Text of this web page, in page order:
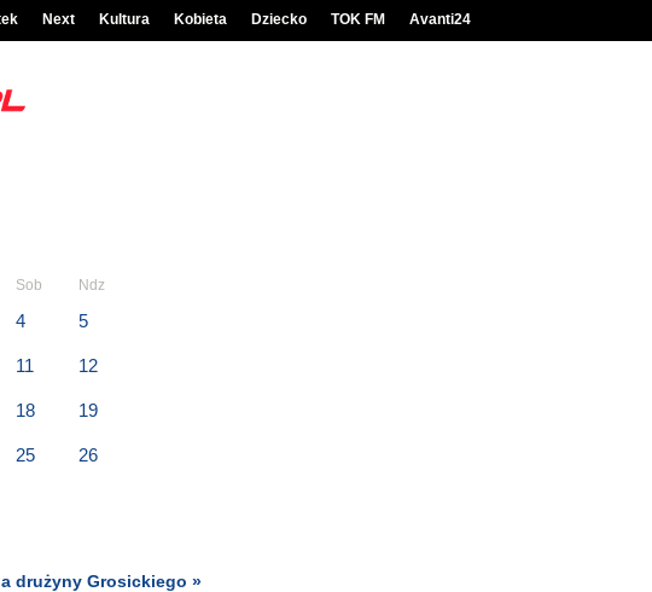
Next Kultura Kobieta Dziecko TOK FM Avanti24
Sob Ndz
4 5
11 12
18 19
25 26
drużyny Grosickiego »